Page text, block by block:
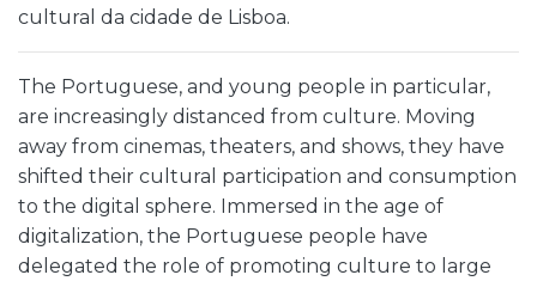
cultural da cidade de Lisboa.
The Portuguese, and young people in particular,
are increasingly distanced from culture. Moving
away from cinemas, theaters, and shows, they have
shifted their cultural participation and consumption
to the digital sphere. Immersed in the age of
digitalization, the Portuguese people have
delegated the role of promoting culture to large